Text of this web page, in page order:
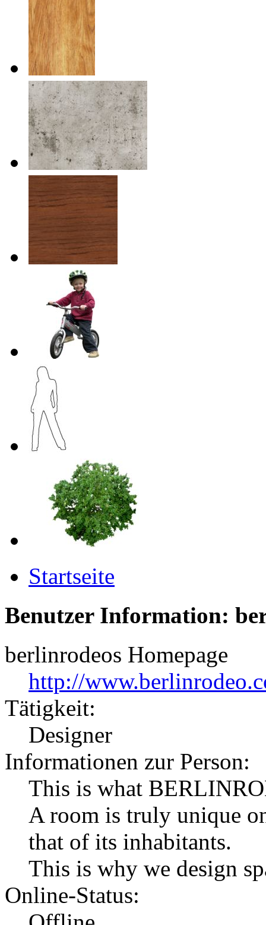
Startseite
Benutzer Information:
berlinrodeos Homepage
http://
Tätigkeit:
Designer
Informationen zur Person:
This is what
A room is truly unique
that of its inhabitants.
This is why we design
Online-Status: